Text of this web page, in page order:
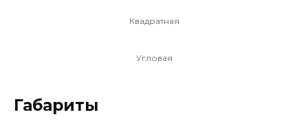
Квадратная
Угловая
Габариты